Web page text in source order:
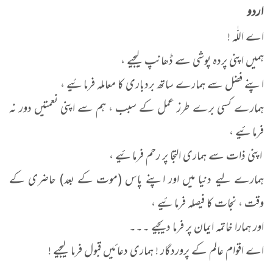
اردو
اے اللّٰہ !
ہمیں اپنی پردہ پوشی سے ڈھانپ لیجیے ،
اپنے فضل سے ہمارے ساتھ بردباری کا معاملہ فرمائیے ،
ہمارے کسی برے طرز عمل کے سبب ، ہم سے اپنی نعمتیں دور نہ
فرمائیے ،
اپنی ذات سے ہماری التجا پر رحم فرمائیے ،
ہمارے لیے دنیا میں اور اپنے پاس (موت کے بعد) حاضری کے
وقت ، نجات کا فیصلہ فرمائیے ،
اور ہمارا خاتمہ ایمان پر فرما دیجیے ۔۔۔
اے اقوام عالم کے پروردگار ! ہماری دعائیں قبول فرما لیجیے !